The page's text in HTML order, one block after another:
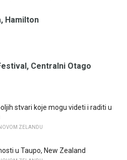
Hamilton
Centralni Otago
stvari koje mogu videti i raditi u
ZELANDU
u Taupo, New Zealand